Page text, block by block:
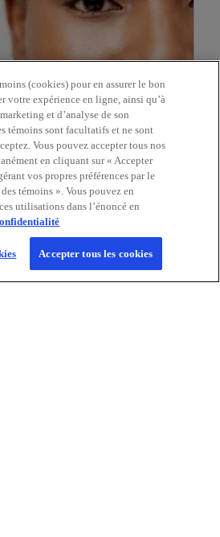
des médias de KPMG.
des nouvelles sur le
des communiqués de
(cookies) pour en assurer le bon
votre expérience en ligne, ainsi qu’à
et d’analyse de son
témoins sont facultatifs et ne sont
Vous pouvez accepter tous nos
en cliquant sur « Accepter
vos propres préférences par le
témoins ». Vous pouvez en
utilisations dans l’énoncé en
Accepter tous les cookies